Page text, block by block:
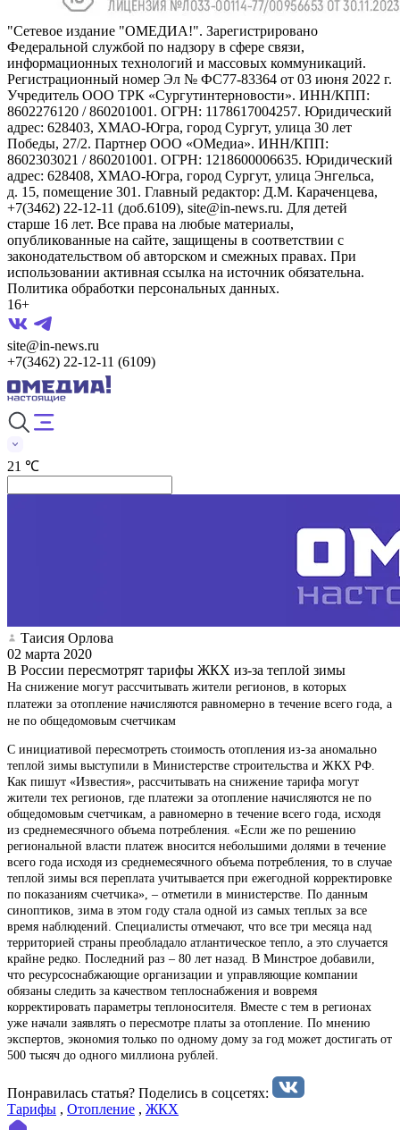
"Сетевое издание "ОМЕДИА!". Зарегистрировано
Федеральной службой по надзору в сфере связи,
информационных технологий и массовых коммуникаций.
Регистрационный номер Эл № ФС77-83364 от 03 июня 2022 г.
Учредитель ООО ТРК «Сургутинтерновости». ИНН/КПП:
8602276120 / 860201001. ОГРН: 1178617004257. Юридический
адрес: 628403, ХМАО-Югра, город Сургут, улица 30 лет
Победы, 27/2. Партнер ООО «ОМедиа». ИНН/КПП:
8602303021 / 860201001. ОГРН: 1218600006635. Юридический
адрес: 628408, ХМАО-Югра, город Сургут, улица Энгельса,
д. 15, помещение 301. Главный редактор: Д.М. Караченцева,
+7(3462) 22-12-11 (доб.6109), site@in-news.ru. Для детей
старше 16 лет. Все права на любые материалы,
опубликованные на сайте, защищены в соответствии с
законодательством об авторском и смежных правах. При
использовании активная ссылка на источник обязательна.
Политика обработки персональных данных.
16+
site@in-news.ru
+7(3462) 22-12-11 (6109)
21 ℃
Таисия Орлова
02 марта 2020
В России пересмотрят тарифы ЖКХ из-за теплой зимы
На снижение могут рассчитывать жители регионов, в которых
платежи за отопление начисляются равномерно в течение всего года, а
не по общедомовым счетчикам
С инициативой пересмотреть стоимость отопления из-за аномально
теплой зимы выступили в Министерстве строительства и ЖКХ РФ.
Как пишут «Известия», рассчитывать на снижение тарифа могут
жители тех регионов, где платежи за отопление начисляются не по
общедомовым счетчикам, а равномерно в течение всего года, исходя
из среднемесячного объема потребления. «Если же по решению
региональной власти платеж вносится небольшими долями в течение
всего года исходя из среднемесячного объема потребления, то в случае
теплой зимы вся переплата учитывается при ежегодной корректировке
по показаниям счетчика», – отметили в министерстве. По данным
синоптиков, зима в этом году стала одной из самых теплых за все
время наблюдений. Специалисты отмечают, что все три месяца над
территорией страны преобладало атлантическое тепло, а это случается
крайне редко. Последний раз – 80 лет назад. В Минстрое добавили,
что ресурсоснабжающие организации и управляющие компании
обязаны следить за качеством теплоснабжения и вовремя
корректировать параметры теплоносителя. Вместе с тем в регионах
уже начали заявлять о пересмотре платы за отопление. По мнению
экспертов, экономия только по одному дому за год может достигать от
500 тысяч до одного миллиона рублей.
Понравилась статья? Поделиcь в соцсетях:
Тарифы , Отопление , ЖКХ